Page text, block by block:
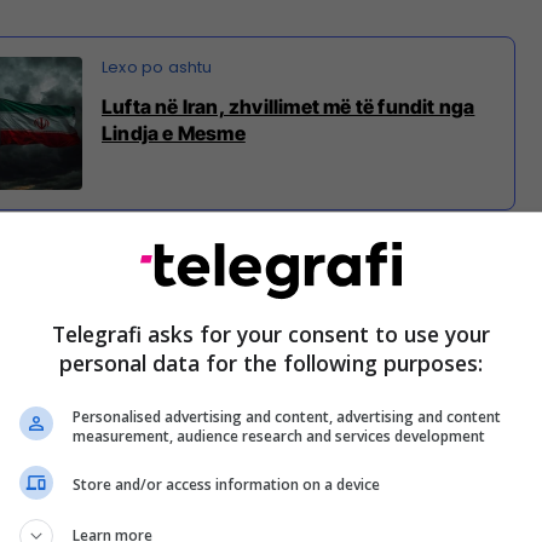
Lufta në Iran, zhvillimet më të fundit nga
Lindja e Mesme
përfshijnë rrëzimin e tre F-15 në Kuvajt nga
e një tanker-i KC-135 në Irak dhe
3 Sentry në Arabinë Saudite gjatë një sulmi
realizoi ulje emergjente pas goditjes nga zjarri
Telegrafi asks for your consent to use your
personal data for the following purposes:
Personalised advertising and content, advertising and content
measurement, audience research and services development
Store and/or access information on a device
Learn more